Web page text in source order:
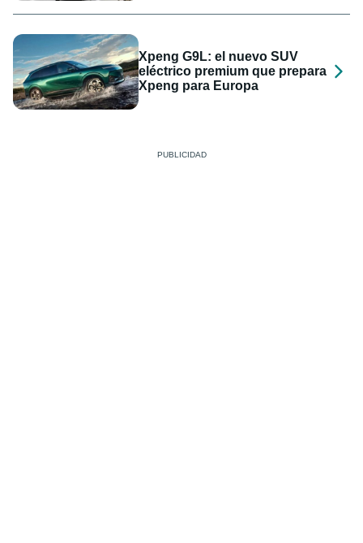
Xpeng G9L: el nuevo SUV
eléctrico premium que prepara
Xpeng para Europa